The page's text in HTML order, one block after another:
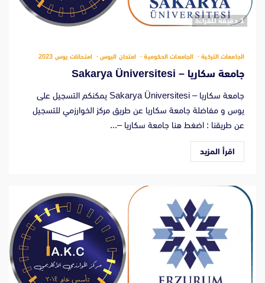
‫1 دقيقة للقراءة
الجامعات التركية الجامعات الحكومية امتحان اليوس امتحانات يوس 2023
جامعة سكاريا – Sakarya Üniversitesi
جامعة سكاريا – Sakarya Üniversitesi يمكنكم التسجيل على
يوس و مفاضلة جامعة سكاريا عن طريق مركز الخوارزمي للتسجيل
عن طريقنا : اضغط هنا جامعة سكاريا –...
اقرأ المزيد